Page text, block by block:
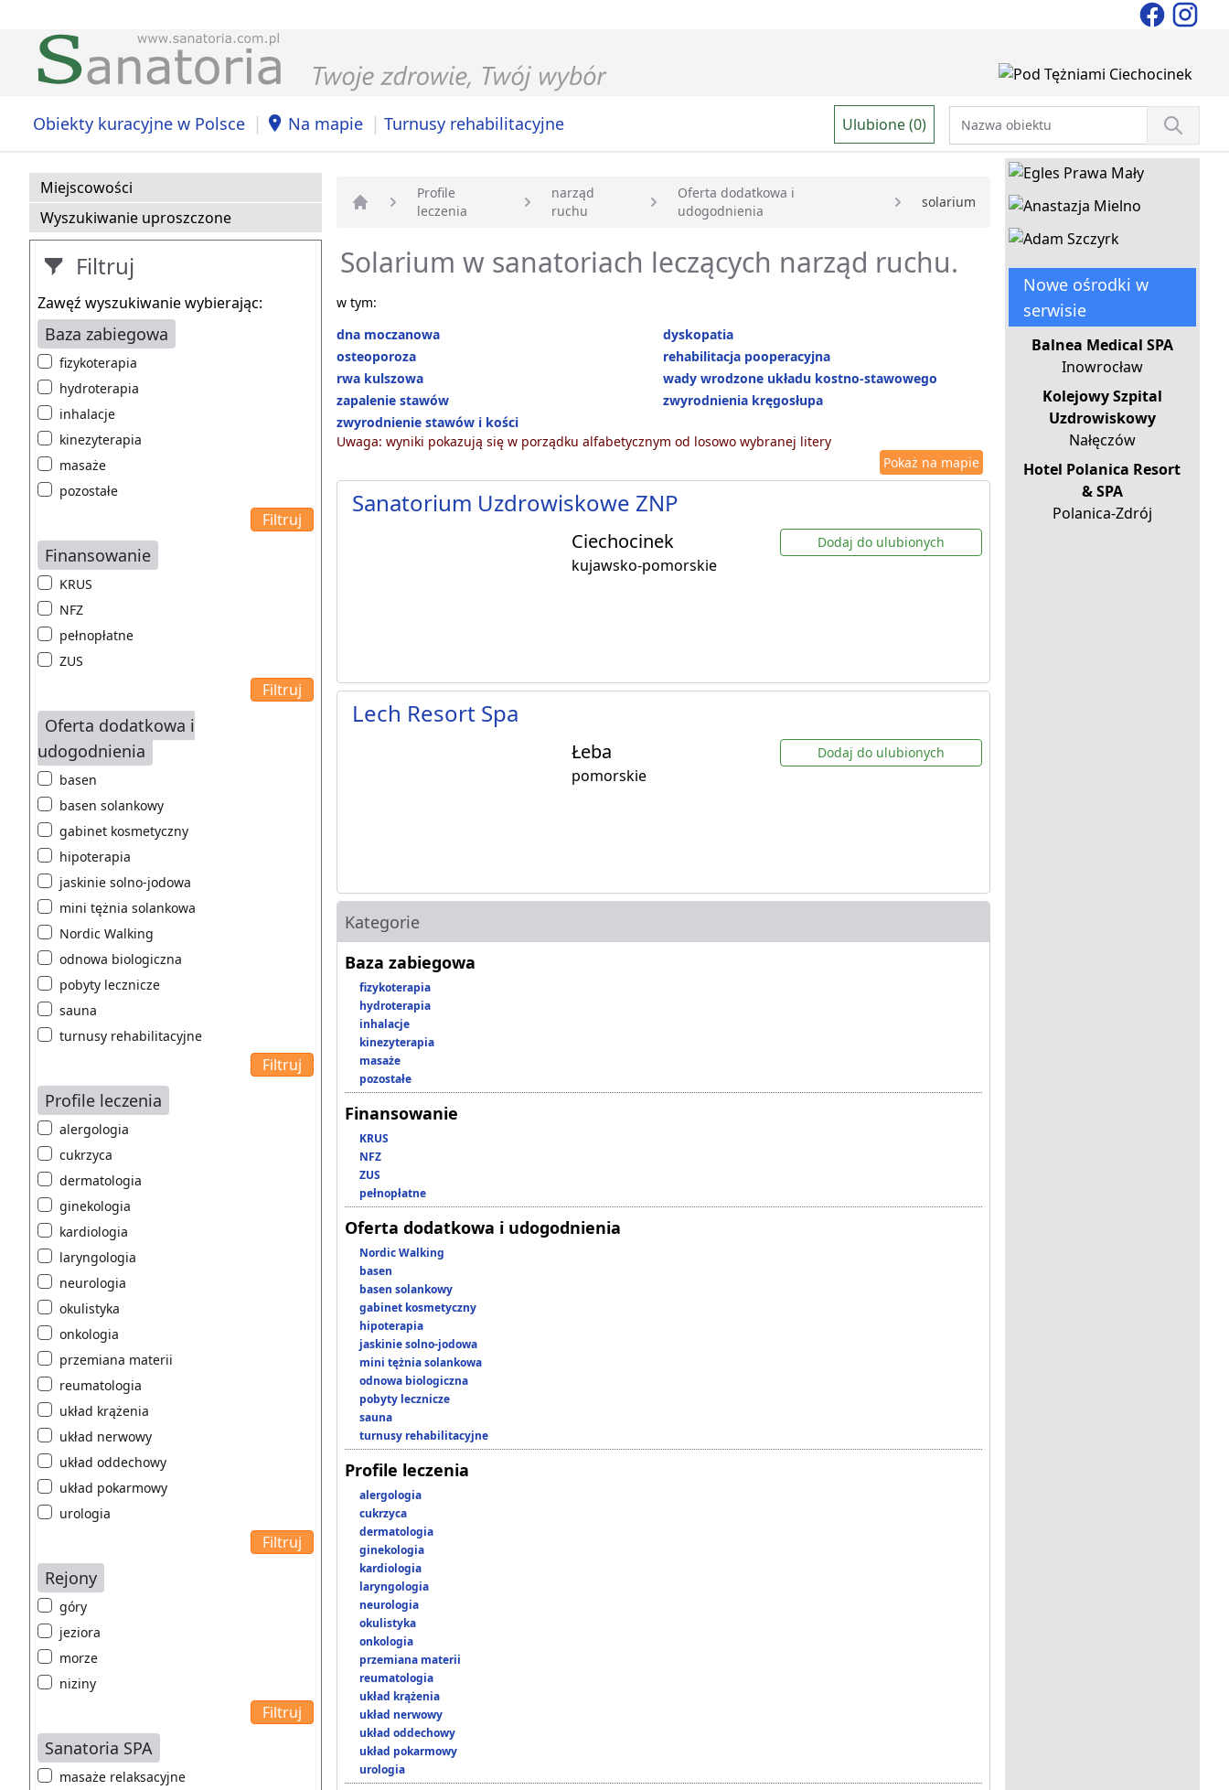
Obiekty kuracyjne w Polsce | Na mapie | Turnusy rehabilitacyjne Ulubione (0)
Miejscowości
Wyszukiwanie uproszczone
Filtruj
Zawęź wyszukiwanie wybierając:
Baza zabiegowa
fizykoterapia
hydroterapia
inhalacje
kinezyterapia
masaże
pozostałe
Finansowanie
KRUS
NFZ
pełnopłatne
ZUS
Oferta dodatkowa i
udogodnienia
basen
basen solankowy
gabinet kosmetyczny
hipoterapia
jaskinie solno-jodowa
mini tężnia solankowa
Nordic Walking
odnowa biologiczna
pobyty lecznicze
sauna
turnusy rehabilitacyjne
Profile leczenia
alergologia
cukrzyca
dermatologia
ginekologia
kardiologia
laryngologia
neurologia
okulistyka
onkologia
przemiana materii
reumatologia
układ krążenia
układ nerwowy
układ oddechowy
układ pokarmowy
urologia
Rejony
góry
jeziora
morze
niziny
Sanatoria SPA
masaże relaksacyjne
Strona główna
Profile
leczenia
narząd
ruchu
Oferta dodatkowa i
udogodnienia
solarium
Solarium w sanatoriach leczących narząd ruchu.
w tym:
dna moczanowa
dyskopatia
osteoporoza
rehabilitacja pooperacyjna
rwa kulszowa
wady wrodzone układu kostno-stawowego
zapalenie stawów
zwyrodnienia kręgosłupa
zwyrodnienie stawów i kości
Uwaga: wyniki pokazują się w porządku alfabetycznym od losowo wybranej litery
Pokaż na mapie
Sanatorium Uzdrowiskowe ZNP
Ciechocinek
kujawsko-pomorskie
Dodaj do ulubionych
Lech Resort Spa
Łeba
pomorskie
Dodaj do ulubionych
Kategorie
Baza zabiegowa
fizykoterapia
hydroterapia
inhalacje
kinezyterapia
masaże
pozostałe
Finansowanie
KRUS
NFZ
ZUS
pełnopłatne
Oferta dodatkowa i udogodnienia
Nordic Walking
basen
basen solankowy
gabinet kosmetyczny
hipoterapia
jaskinie solno-jodowa
mini tężnia solankowa
odnowa biologiczna
pobyty lecznicze
sauna
turnusy rehabilitacyjne
Profile leczenia
alergologia
cukrzyca
dermatologia
ginekologia
kardiologia
laryngologia
neurologia
okulistyka
onkologia
przemiana materii
reumatologia
układ krążenia
układ nerwowy
układ oddechowy
układ pokarmowy
urologia
Nowe ośrodki w
serwisie
Balnea Medical SPA
Inowrocław
Kolejowy Szpital
Uzdrowiskowy
Nałęczów
Hotel Polanica Resort
& SPA
Polanica-Zdrój